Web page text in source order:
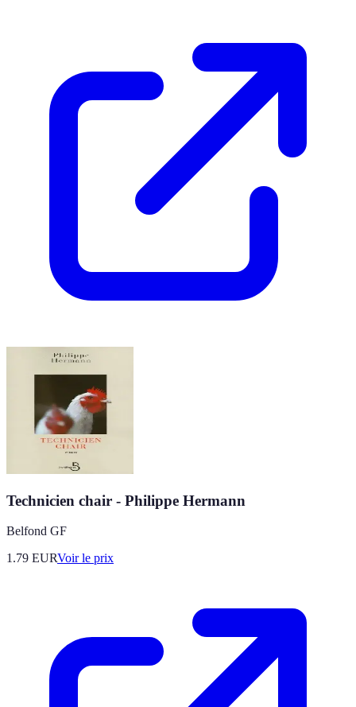
Technicien chair - Philippe Hermann
Belfond GF
1.79 EURVoir le prix